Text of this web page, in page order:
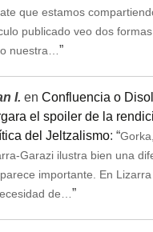
que estamos
publicado veo dos
nuestra…”
I. en Confluencia o
el spoiler de la
del Jeltzalismo: “
Garazi ilustra bien una
importante. En
de… ”